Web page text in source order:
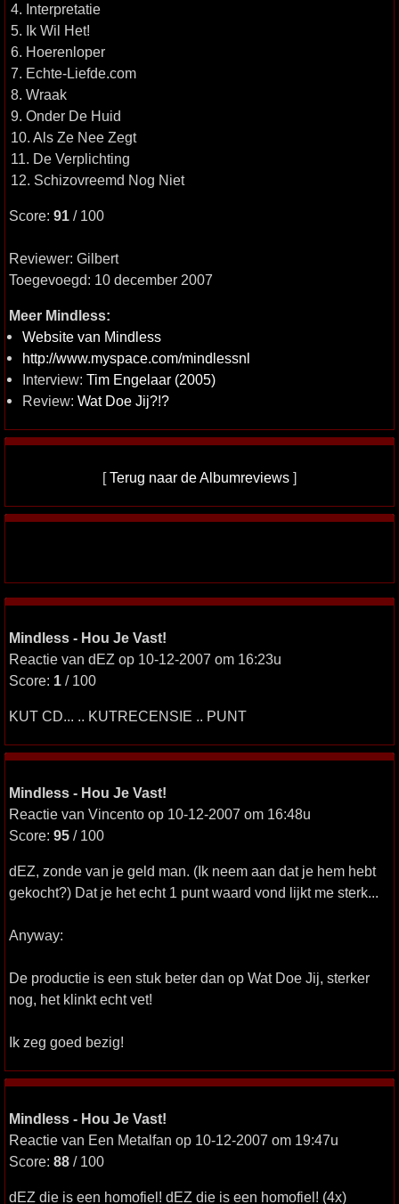
4. Interpretatie
5. Ik Wil Het!
6. Hoerenloper
7. Echte-Liefde.com
8. Wraak
9. Onder De Huid
10. Als Ze Nee Zegt
11. De Verplichting
12. Schizovreemd Nog Niet
Score: 91 / 100
Reviewer: Gilbert
Toegevoegd: 10 december 2007
Meer Mindless:
Website van Mindless
http://www.myspace.com/mindlessnl
Interview: Tim Engelaar (2005)
Review: Wat Doe Jij?!?
[Terug naar de Albumreviews ]
Mindless - Hou Je Vast!
Reactie van dEZ op 10-12-2007 om 16:23u
Score: 1 / 100
KUT CD... .. KUTRECENSIE .. PUNT
Mindless - Hou Je Vast!
Reactie van Vincento op 10-12-2007 om 16:48u
Score: 95 / 100
dEZ, zonde van je geld man. (Ik neem aan dat je hem hebt
gekocht?) Dat je het echt 1 punt waard vond lijkt me sterk...
Anyway:
De productie is een stuk beter dan op Wat Doe Jij, sterker
nog, het klinkt echt vet!
Ik zeg goed bezig!
Mindless - Hou Je Vast!
Reactie van Een Metalfan op 10-12-2007 om 19:47u
Score: 88 / 100
dEZ die is een homofiel! dEZ die is een homofiel! (4x)